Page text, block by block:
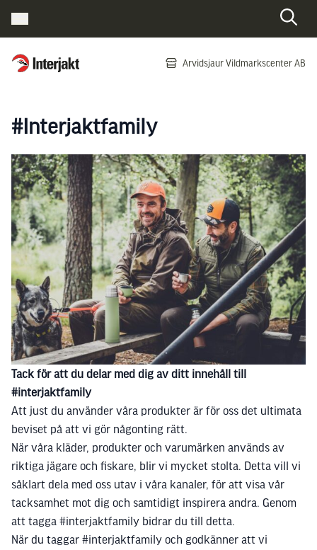
Interjakt SE Arvidsjaur Vildmarkscenter AB
#Interjaktfamily
Tack för att du delar med dig av ditt innehåll till
#interjaktfamily
Att just du använder våra produkter är för oss det ultimata
beviset på att vi gör någonting rätt.
När våra kläder, produkter och varumärken används av
riktiga jägare och fiskare, blir vi mycket stolta. Detta vill vi
såklart dela med oss utav i våra kanaler, för att visa vår
tacksamhet mot dig och samtidigt inspirera andra. Genom
att tagga #interjaktfamily bidrar du till detta.
När du taggar #interjaktfamily och godkänner att vi